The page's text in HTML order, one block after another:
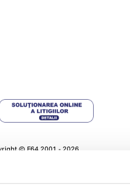
© F64 2001 - 2026